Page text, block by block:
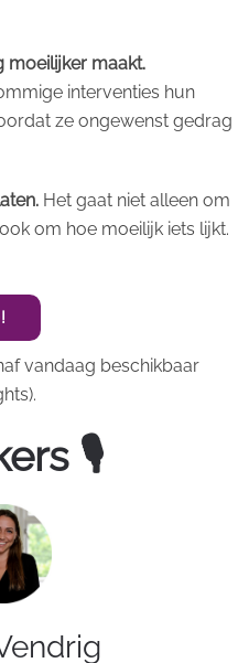
maakt.
interventies hun
ze ongewenst gedrag
Het gaat niet alleen om
om hoe moeilijk iets lijkt.
vandaag beschikbaar
🎙